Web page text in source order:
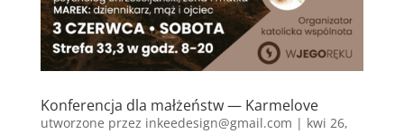
Konferencja dla małżeństw — Karmelove
utworzone przez inkeedesign@gmail.com | kwi 26,